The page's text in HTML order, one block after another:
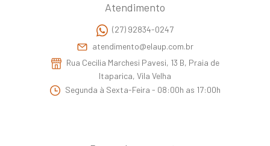
Atendimento
(27) 92834-0247
atendimento@elaup.com.br
Rua Cecilia Marchesi Pavesi, 13 B, Praia de
Itaparica, Vila Velha
Segunda à Sexta-Feira - 08:00h as 17:00h